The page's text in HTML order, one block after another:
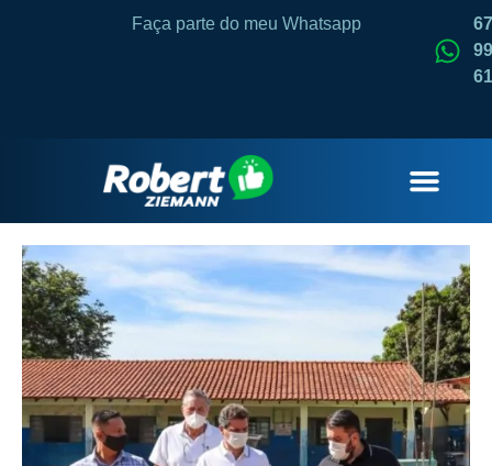
Faça parte do meu Whatsapp